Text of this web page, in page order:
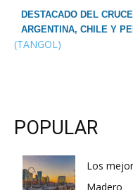
DESTACADO DEL
ARGENTINA, CHILE Y
(TANGOL)
POPULAR
Los
Madero